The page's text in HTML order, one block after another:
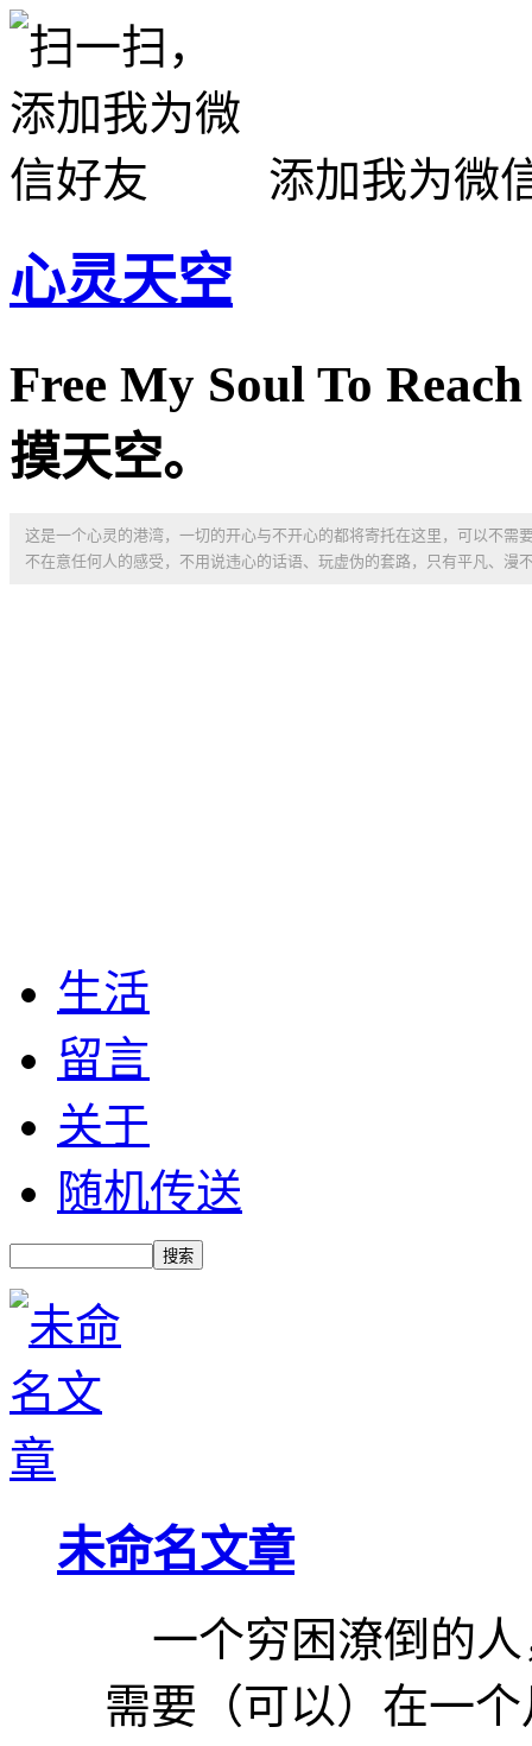
添加我为微
心灵天空
Free My Soul To
摸天空。
这是一个心灵的港湾，一切的开心与不开心的都将寄托在这里，可以不需
不在意任何人的感受，不用说违心的话语、玩虚伪的套路，只有平凡、漫
生活
留言
关于
随机传送
未命名文章
一个穷困潦倒的人
需要（可以）在一